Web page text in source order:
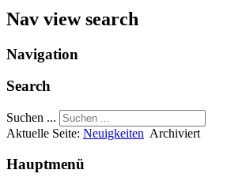
Nav view search
Navigation
Search
Suchen ...
Aktuelle Seite: Neuigkeiten Archiviert
Hauptmenü